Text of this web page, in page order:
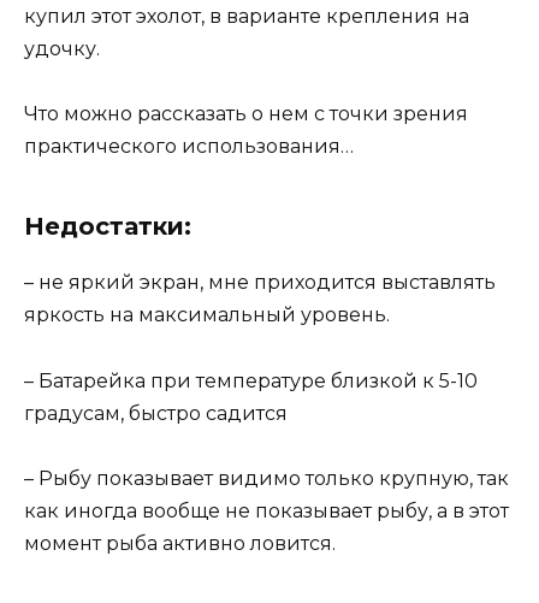
купил этот эхолот, в варианте крепления на
удочку.
Что можно рассказать о нем с точки зрения
практического использования…
Недостатки:
– не яркий экран, мне приходится выставлять
яркость на максимальный уровень.
– Батарейка при температуре близкой к 5-10
градусам, быстро садится
– Рыбу показывает видимо только крупную, так
как иногда вообще не показывает рыбу, а в этот
момент рыба активно ловится.